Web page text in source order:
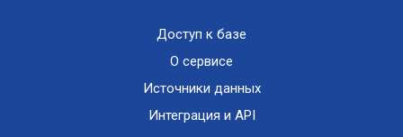
Доступ к базе
О сервисе
Источники данных
Интеграция и API